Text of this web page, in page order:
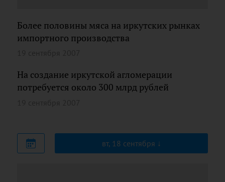
Более половины мяса на иркутских рынках
импортного производства
На создание иркутской агломерации
потребуется около 300 млрд рублей
вт, 18 сентября